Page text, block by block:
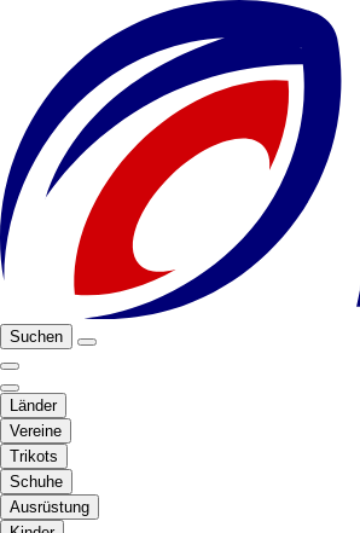
Suchen
Länder
Vereine
Trikots
Schuhe
Ausrüstung